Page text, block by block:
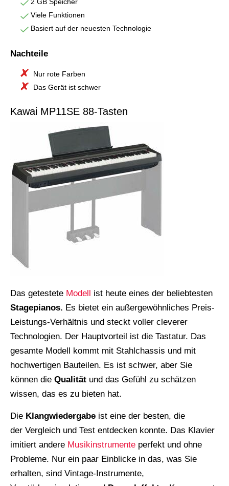
Viele Funktionen
Basiert auf der neuesten Technologie
Nachteile
Nur rote Farben
Das Gerät ist schwer
Kawai MP11SE 88-Tasten
Das getestete Modell ist heute eines der beliebtesten
Stagepianos. Es bietet ein außergewöhnliches Preis-
Leistungs-Verhältnis und steckt voller cleverer
Technologien. Der Hauptvorteil ist die Tastatur. Das
gesamte Modell kommt mit Stahlchassis und mit
hochwertigen Bauteilen. Es ist schwer, aber Sie
können die Qualität und das Gefühl zu schätzen
wissen, das es zu bieten hat.
Die Klangwiedergabe ist eine der besten, die
der Vergleich und Test entdecken konnte. Das Klavier
imitiert andere Musikinstrumente perfekt und ohne
Probleme. Nur ein paar Einblicke in das, was Sie
erhalten, sind Vintage-Instrumente,